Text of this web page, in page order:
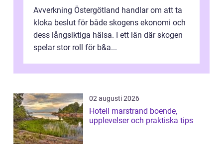
Avverkning Östergötland handlar om att ta
kloka beslut för både skogens ekonomi och
dess långsiktiga hälsa. I ett län där skogen
spelar stor roll för b&a...
02 augusti 2026
Hotell marstrand boende,
upplevelser och praktiska tips